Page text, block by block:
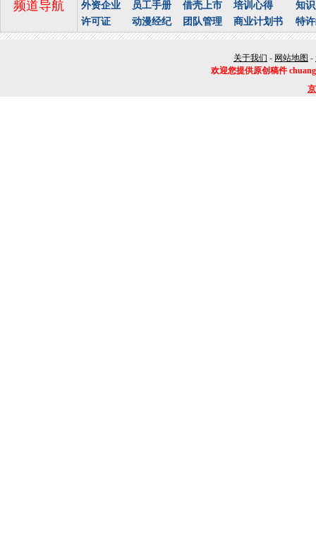
频道导航 外资企业 员工手册 借壳上市 培训心得
知
许可证
动漫经纪 团队管理 商业计划书 特
关于我们 - 网站地图 -
欢迎您提供原创稿件